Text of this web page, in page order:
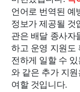
언어로 번역된 예
정보가 제공될 것
관은 배달 종사자
하고 운영 지원도
전하게 일할 수
와 같은 추가 지
여할 것입니다.